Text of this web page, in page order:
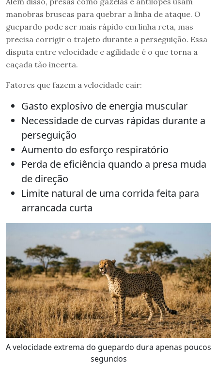
manobras bruscas para quebrar a linha de ataque. O
guepardo pode ser mais rápido em linha reta, mas
precisa corrigir o trajeto durante a perseguição. Essa
disputa entre velocidade e agilidade é o que torna a
caçada tão incerta.
Fatores que fazem a velocidade cair:
Gasto explosivo de energia muscular
Necessidade de curvas rápidas durante a
perseguição
Aumento do esforço respiratório
Perda de eficiência quando a presa muda
de direção
Limite natural de uma corrida feita para
arrancada curta
A velocidade extrema do guepardo dura apenas poucos
segundos